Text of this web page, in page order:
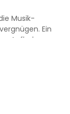
Musik-
Ein
Aufladung
und
Tablets und
um
zu